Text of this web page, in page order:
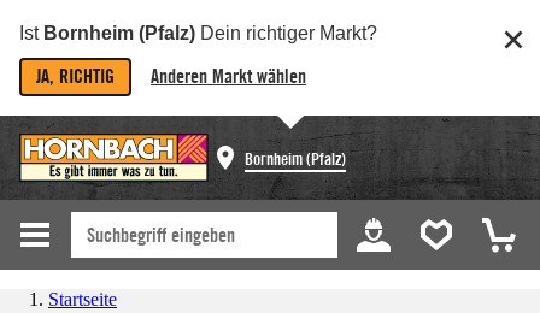
Ist Bornheim (Pfalz) Dein richtiger Markt?
JA, RICHTIG Anderen Markt wählen
Bornheim (Pfalz)
Startseite